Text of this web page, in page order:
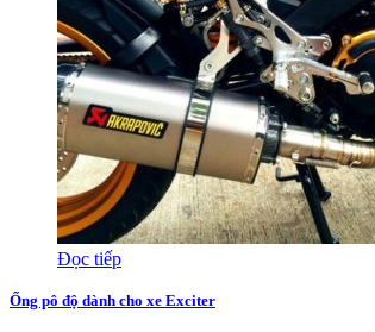
Đọc tiếp
Ống pô độ dành cho xe Exciter